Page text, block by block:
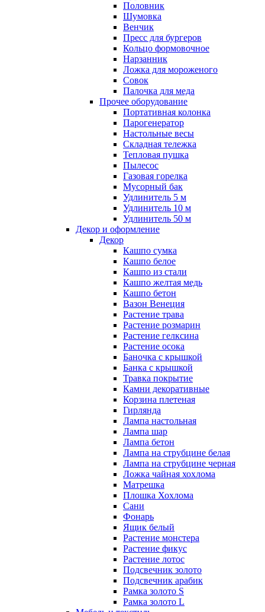
Половник
Шумовка
Венчик
Пресс для бургеров
Кольцо формовочное
Нарзанник
Ложка для мороженого
Совок
Палочка для меда
Прочее оборудование
Портативная колонка
Парогенератор
Настольные весы
Складная тележка
Тепловая пушка
Пылесос
Газовая горелка
Мусорный бак
Удлинитель 5 м
Удлинитель 10 м
Удлинитель 50 м
Декор и оформление
Декор
Кашпо сумка
Кашпо белое
Кашпо из стали
Кашпо желтая медь
Кашпо бетон
Вазон Венеция
Растение трава
Растение розмарин
Растение гелксина
Растение осока
Баночка с крышкой
Банка с крышкой
Травка покрытие
Камни декоративные
Корзина плетеная
Гирлянда
Лампа настольная
Лампа шар
Лампа бетон
Лампа на струбцине белая
Лампа на струбцине черная
Ложка чайная хохлома
Матрешка
Плошка Хохлома
Сани
Фонарь
Ящик белый
Растение монстера
Растение фикус
Растение лотос
Подсвечник золото
Подсвечник арабик
Рамка золото S
Рамка золото L